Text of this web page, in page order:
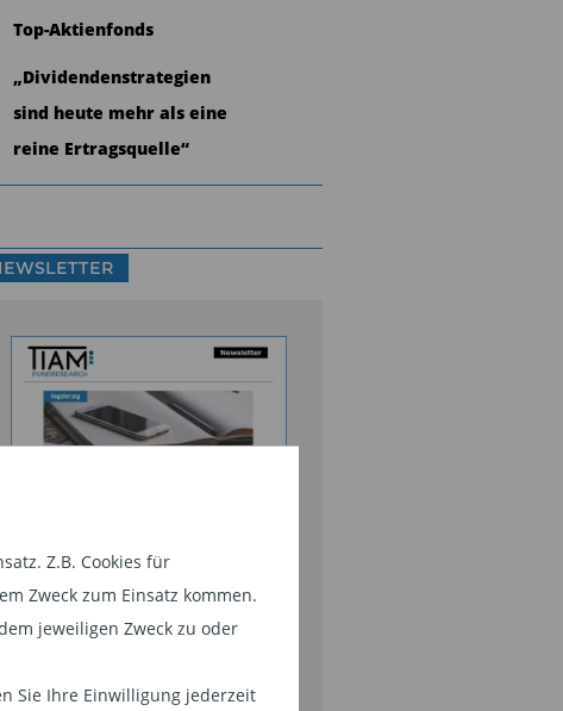
Z.B. Cookies für
Zweck zum Einsatz kommen.
jeweiligen Zweck zu oder
Sie Ihre Einwilligung jederzeit
Top-Aktienfonds
„Dividendenstrategien
sind heute mehr als eine
reine Ertragsquelle“
Marktanalysen,
Vermögensverwalter-Interviews,
MiFID, 34f, u.v.m. Bleiben Sie mit